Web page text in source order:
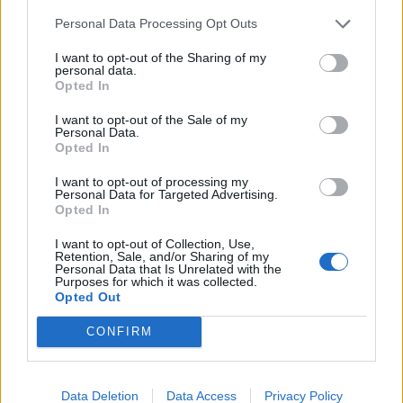
Personal Data Processing Opt Outs
I want to opt-out of the Sharing of my
personal data.
Opted In
I want to opt-out of the Sale of my
Personal Data.
Opted In
I want to opt-out of processing my
Personal Data for Targeted Advertising.
Opted In
I want to opt-out of Collection, Use,
Retention, Sale, and/or Sharing of my
Personal Data that Is Unrelated with the
Purposes for which it was collected.
Opted Out
CONFIRM
Data Deletion Data Access Privacy Policy
δύναμη της αφήγησης, που θέλουν να
επενδύσουν σε έναν κόσμο και να τον
αφήσουν να τους “αγκαλιάσει” με τον δικό του
ρυθμό. Αναμφίβολα, πρόκειται για ένα old-
school RPG που σε ανταμείβει όχι με βιαστικές
αργά χτισμένου δεσίματος. Για όσους αγαπούν
τις ιστορίες που μένουν, το The Necromancer’s
Tale είναι ένας προορισμός που αξίζει κάθε
λεπτό και σε περίπτωση που θέλετε να
ασχοληθείτε με ένα game διαφορετικό από τα
συνηθισμένα, αδιαμφισβήτητα αξίζει της
προσοχής σας.